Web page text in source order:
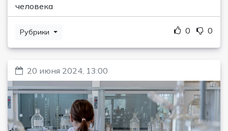
человека
Рубрики 0 0
20 июня 2024, 13:00